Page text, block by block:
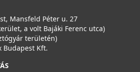
Mansfeld Péter u. 27
a volt Bajáki Ferenc utca)
területén)
Budapest Kft.